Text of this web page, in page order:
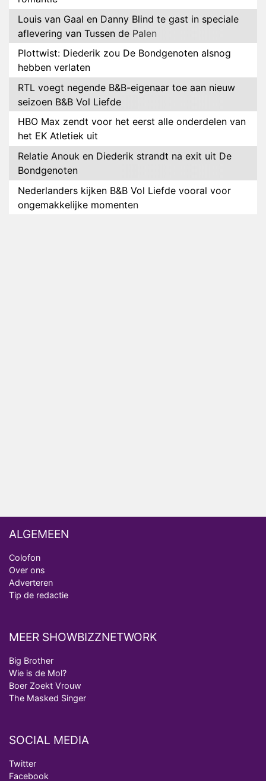
Louis van Gaal en Danny Blind te gast in speciale
aflevering van Tussen de Palen
Plottwist: Diederik zou De Bondgenoten alsnog
hebben verlaten
RTL voegt negende B&B-eigenaar toe aan nieuw
seizoen B&B Vol Liefde
HBO Max zendt voor het eerst alle onderdelen van
het EK Atletiek uit
Relatie Anouk en Diederik strandt na exit uit De
Bondgenoten
Nederlanders kijken B&B Vol Liefde vooral voor
ongemakkelijke momenten
ALGEMEEN
Colofon
Over ons
Adverteren
Tip de redactie
MEER SHOWBIZZNETWORK
Big Brother
Wie is de Mol?
Boer Zoekt Vrouw
The Masked Singer
SOCIAL MEDIA
Twitter
Facebook